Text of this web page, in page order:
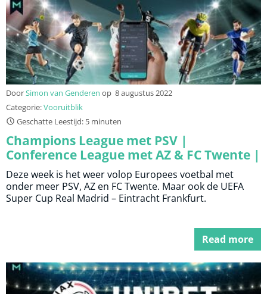
DoorSimon van Genderen op 8 augustus 2022
Categorie:Vooruitblik
Geschatte Leestijd: 5 minuten
Champions League met PSV |
Conference League met AZ & FC Twente |
UEFA Super Cup
Deze week is het weer volop Europees voetbal met
onder meer PSV, AZ en FC Twente. Maar ook de UEFA
Super Cup Real Madrid – Eintracht Frankfurt.
Read more